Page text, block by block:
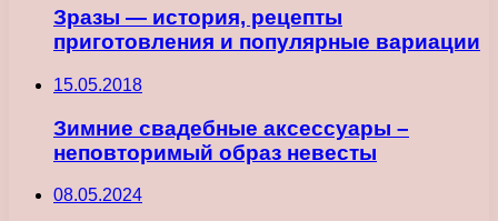
Зразы — история, рецепты
приготовления и популярные вариации
15.05.2018
Зимние свадебные аксессуары –
неповторимый образ невесты
08.05.2024